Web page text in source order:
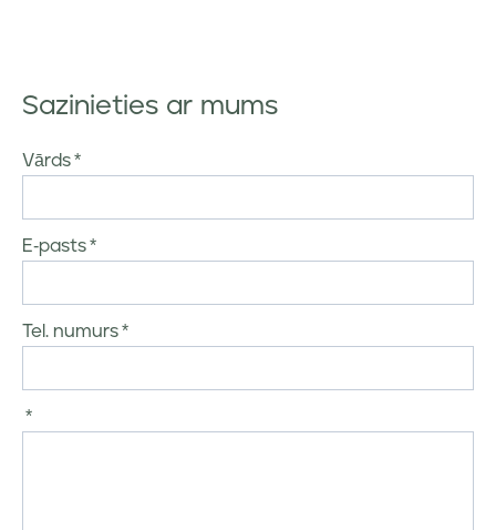
Sazinieties ar mums
Vārds
E-pasts
Tel. numurs